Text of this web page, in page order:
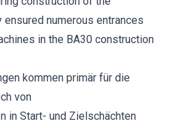
ensured numerous entrances
in the BA30 construction
kommen primär für die
von
in Start- und Zielschächten